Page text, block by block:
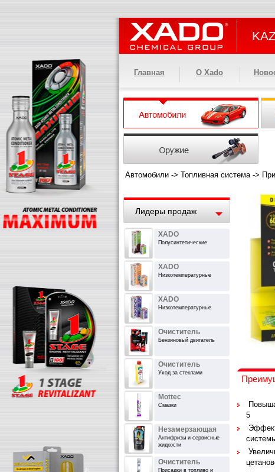
Главная О Xado
Автомобили -> Топливная система->
Лидеры продаж
XADO
Полусинтетические
XADO
Низкотемпературные
XADO
Низкотемпературные
Очиститель
Бензиновый двигатель
Очиститель
Уход за стеклами
Mottec
Смазки
Незамерзающая
Антифризы и сервисные
жидкости
Очиститель
Присадки в топливо и
5